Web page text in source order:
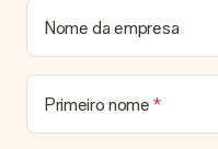
enviou o presente.
O meu presente vai
De momento, ainda não
Entregamos todos os
Nome da empresa
Primeiro nome